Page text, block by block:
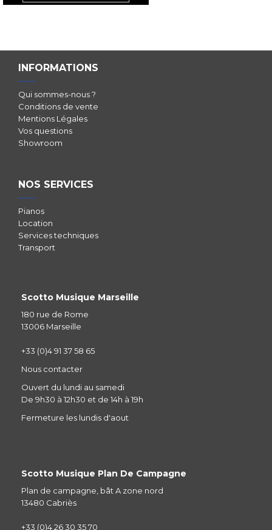
INFORMATIONS
Qui sommes-nous ?
Conditions de vente
Mentions Légales
Vos questions
Showroom
NOS SERVICES
Pianos
Location
Services techniques
Transport
Scotto Musique Marseille
180 rue de Rome
13006 Marseille
+33 (0)4 91 37 58 65
Nous contacter
Ouvert du lundi au samedi
De 9h30 à 12h30 et de 14h à 19h
Fermeture les lundis d'aout
Scotto Musique Plan De Campagne
Plan de campagne, bât A zone nord
13480 Cabriès
+33 (0)4 26 30 35 70